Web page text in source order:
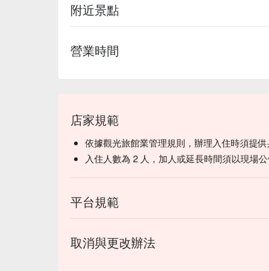
附近景點
營業時間
店家規範
依據觀光旅館業管理規則，辦理入住時須提
入住人數為 2 人，加人或延長時間須以現場公
平台規範
取消與更改辦法